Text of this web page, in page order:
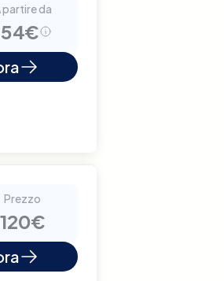
partire da
Prezzo
120€